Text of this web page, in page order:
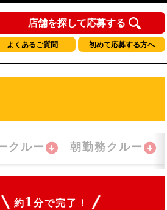
店舗を探して応募する
よくあるご質問 初めて応募する方へ
クルー 朝勤務クルー
約 1 分で完了！